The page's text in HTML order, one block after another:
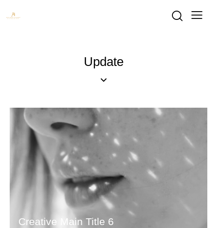
Update
Creative Main Title 6